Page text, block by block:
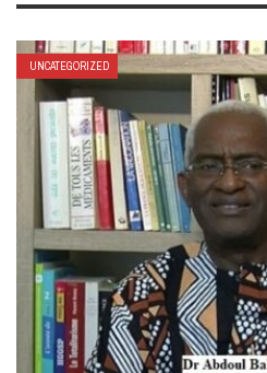
UNCATEGORIZED